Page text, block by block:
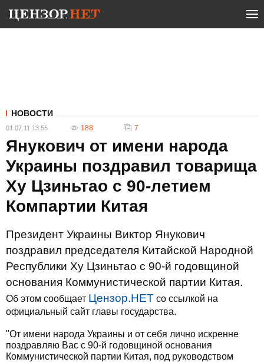
НОВОСТИ
01.07.11 13:55 188 7
Янукович от имени народа
Украины поздравил товарища
Ху Цзиньтао с 90-летием
Компартии Китая
Президент Украины Виктор Янукович
поздравил председателя Китайской Народной
Республики Ху Цзиньтао с 90-й годовщиной
основания Коммунистической партии Китая.
Об этом сообщает Цензор.НЕТ со ссылкой на
официальный сайт главы государства.
"От имени народа Украины и от себя лично искренне
поздравляю Вас с 90-й годовщиной основания
Коммунистической партии Китая, под руководством